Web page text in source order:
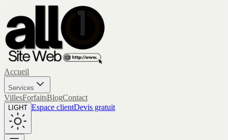
Accueil
Services
VillesForfaitsBlogContact
LIGHT Espace clientDevis gratuit